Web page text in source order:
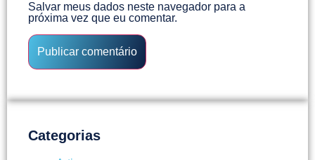
Salvar meus dados neste navegador para a
próxima vez que eu comentar.
Categorias